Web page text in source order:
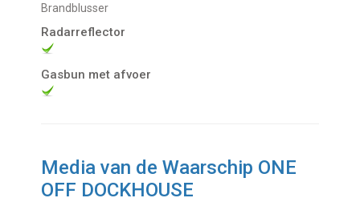
Brandblusser
Radarreflector
Gasbun met afvoer
Media van de Waarschip ONE
OFF DOCKHOUSE